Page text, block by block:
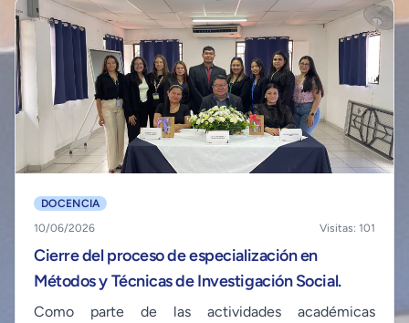
DOCENCIA
10/06/2026
Visitas: 101
Cierre del proceso de especialización en
Métodos y Técnicas de Investigación Social.
Como parte de las actividades académicas